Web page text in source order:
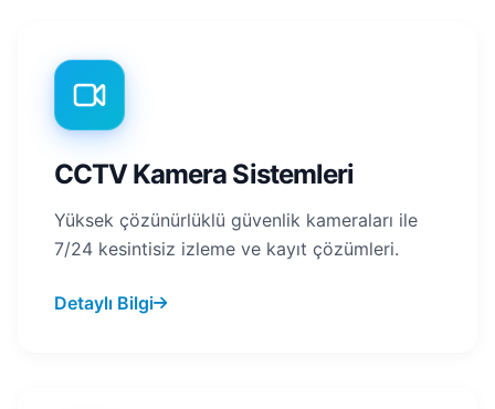
CCTV Kamera Sistemleri
Yüksek çözünürlüklü güvenlik kameraları ile
7/24 kesintisiz izleme ve kayıt çözümleri.
Detaylı Bilgi